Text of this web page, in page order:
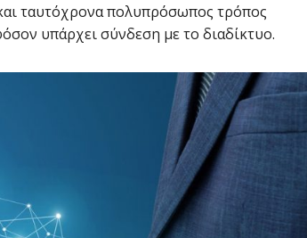
ταυτόχρονα πολυπρόσωπος τρόπος
υπάρχει σύνδεση με το διαδίκτυο.